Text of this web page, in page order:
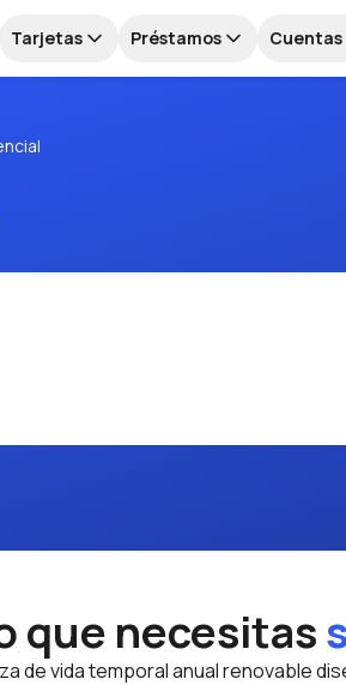
Tarjetas Préstamos Cuentas
que necesitas
de vida temporal anual renovable